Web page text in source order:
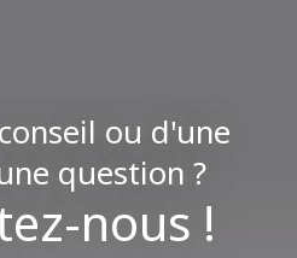
ou d'une
question ?
nous !